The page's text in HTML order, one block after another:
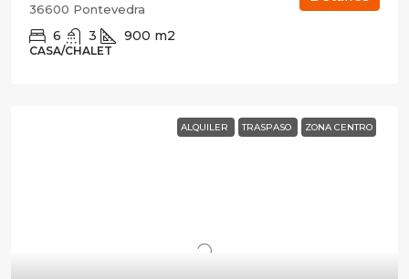
36600 Pontevedra
6 3 900 m2
CASA/CHALET
ALQUILER TRASPASO ZONA CENTRO